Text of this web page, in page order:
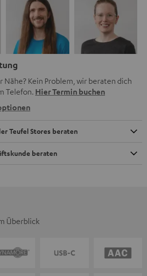
Nähe? Kein Problem, wir beraten dich
Telefon. Hier Termin buchen
Teufel Stores beraten
beraten
Überblick